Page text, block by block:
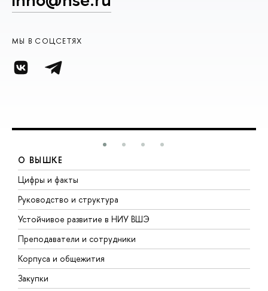
МЫ В СОЦСЕТЯХ
О ВЫШКЕ
Цифры и факты
Руководство и структура
Устойчивое развитие в НИУ ВШЭ
Преподаватели и сотрудники
Корпуса и общежития
Закупки